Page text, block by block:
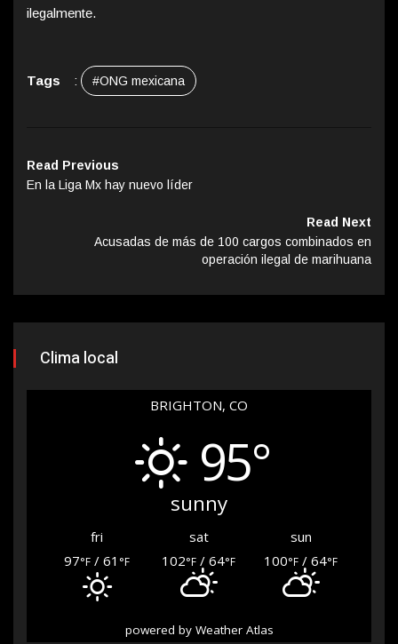
ilegalmente.
Tags : #ONG mexicana
Read Previous
En la Liga Mx hay nuevo líder
Read Next
Acusadas de más de 100 cargos combinados en
operación ilegal de marihuana
Clima local
BRIGHTON, CO
95°
sunny
fri sat
sun
97°F / 61 °F 102°F / 64°F 100°F / 64°F
powered by Weather Atlas